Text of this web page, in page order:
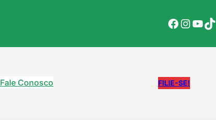
Facebook Instagram YouTube TikTok
Fale Conosco FILIE-SE!